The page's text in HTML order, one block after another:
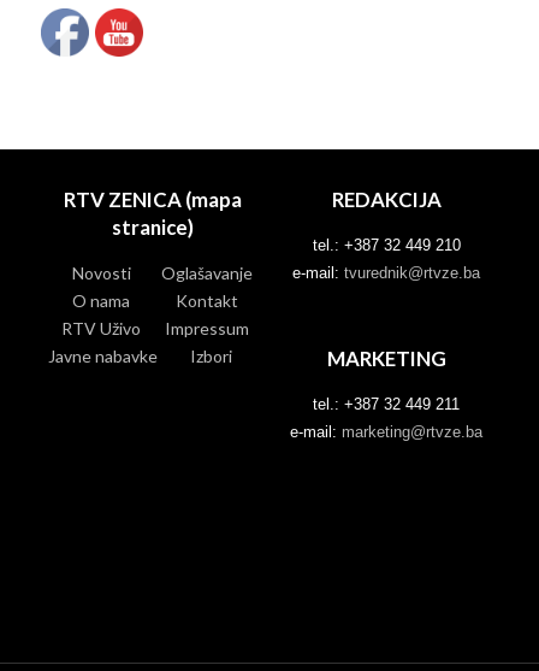
RTV ZENICA (mapa
stranice)
Novosti
Oglašavanje
O nama
Kontakt
RTV Uživo
Impressum
Javne nabavke
Izbori
REDAKCIJA
tel.: +387 32 449 210
e-mail: tvurednik@rtvze.ba
MARKETING
tel.: +387 32 449 211
e-mail: marketing@rtvze.ba